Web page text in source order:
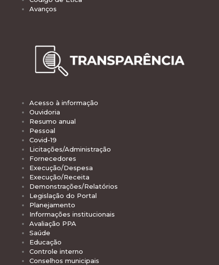
Avanços
Acesso à informação
Ouvidoria
Resumo anual
Pessoal
Covid-19
Licitações/Administração
Fornecedores
Execução/Despesa
Execução/Receita
Demonstrações/Relatórios
Legislação do Portal
Planejamento
Informações institucionais
Avaliação PPA
Saúde
Educação
Controle interno
Conselhos municipais